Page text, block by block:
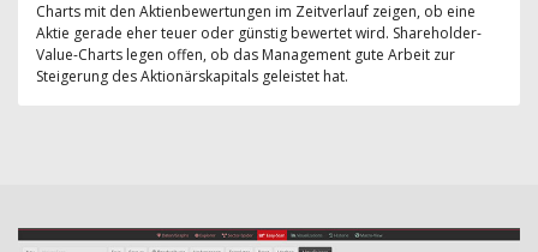
Charts mit den Aktienbewertungen im Zeitverlauf zeigen, ob eine
Aktie gerade eher teuer oder günstig bewertet wird. Shareholder-
Value-Charts legen offen, ob das Management gute Arbeit zur
Steigerung des Aktionärskapitals geleistet hat.